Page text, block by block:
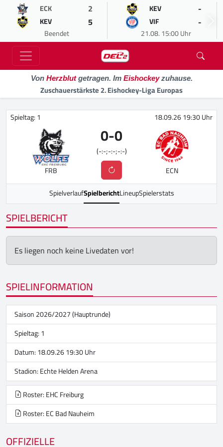
ECK 2
KEV 5
Beendet
KEV -
VIF -
21.08. 15:00 Uhr
Von Herzblutgetragen. Im Eishockeyzuhause.
Zuschauerstärkste 2. Eishockey-Liga Europas
Spieltag: 1 18.09.26 19:30 Uhr
FRB
0-0
(-:-;-:-;-:-)
ECN
SpielverlaufSpielberichtLineupSpielerstats
SPIELBERICHT
Es liegen noch keine Livedaten vor!
SPIELINFORMATION
Saison 2026/2027 (Hauptrunde)
Spieltag: 1
Datum: 18.09.26 19:30 Uhr
Stadion:Echte Helden Arena
Roster: EHC Freiburg
Roster: EC Bad Nauheim
OFFIZIELLE